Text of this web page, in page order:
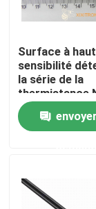
Produits
Surface à
sensibilité
la série de la
thermistance
couche mince
MF5A-6